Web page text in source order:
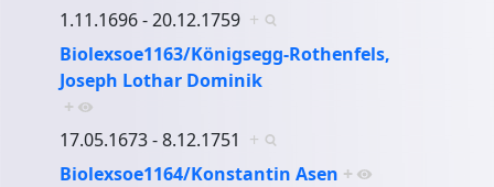
1.11.1696 - 20.12.1759 +
Biolexsoe1163/Königsegg-Rothenfels,
Joseph Lothar Dominik
+
17.05.1673 - 8.12.1751 +
Biolexsoe1164/Konstantin Asen +